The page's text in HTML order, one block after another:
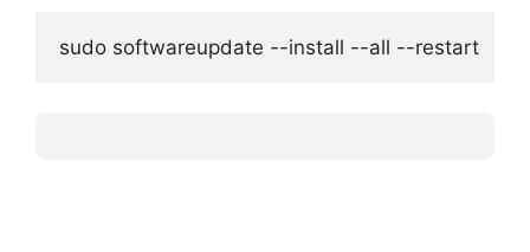
sudo softwareupdate --install --all --restart